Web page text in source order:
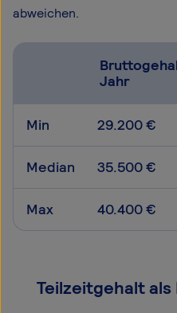
abweichen.
Jahr
Min 29.200 €
Median 35.500 €
Max 40.400 €
Teilzeitgehalt